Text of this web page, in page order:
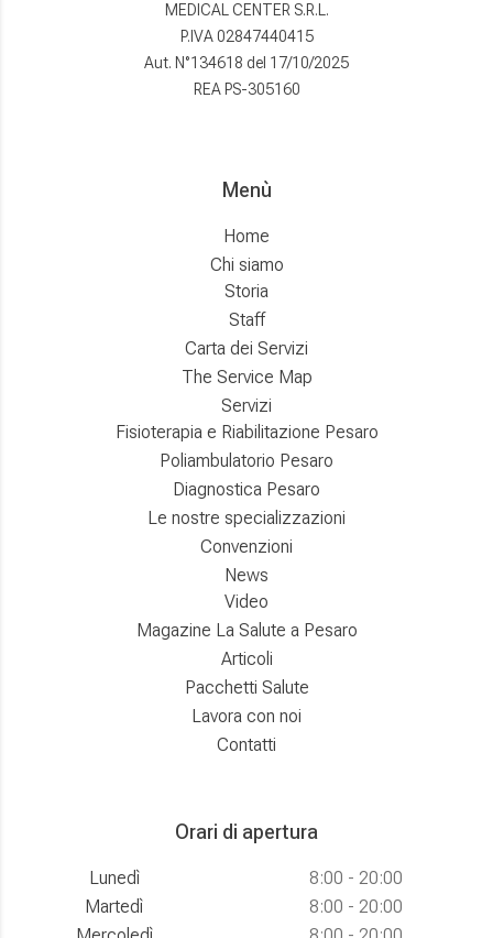
MEDICAL CENTER S.R.L.
P.IVA 02847440415
Aut. N°134618 del 17/10/2025
REA PS-305160
Menù
Home
Chi siamo
Storia
Staff
Carta dei Servizi
The Service Map
Servizi
Fisioterapia e Riabilitazione Pesaro
Poliambulatorio Pesaro
Diagnostica Pesaro
Le nostre specializzazioni
Convenzioni
News
Video
Magazine La Salute a Pesaro
Articoli
Pacchetti Salute
Lavora con noi
Contatti
Orari di apertura
Lunedì
8:00 - 20:00
Martedì
8:00 - 20:00